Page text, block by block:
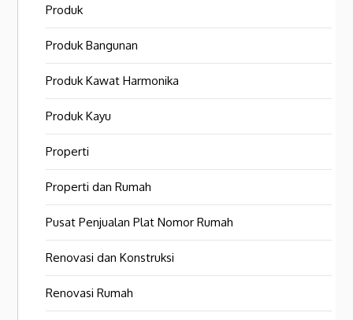
Produk
Produk Bangunan
Produk Kawat Harmonika
Produk Kayu
Properti
Properti dan Rumah
Pusat Penjualan Plat Nomor Rumah
Renovasi dan Konstruksi
Renovasi Rumah